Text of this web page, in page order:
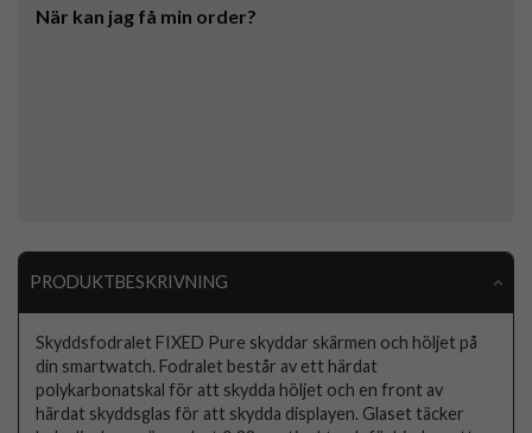
När kan jag få min order?
PRODUKTBESKRIVNING
Skyddsfodralet FIXED Pure skyddar skärmen och höljet på
din smartwatch. Fodralet består av ett härdat
polykarbonatskal för att skydda höljet och en front av
härdat skyddsglas för att skydda displayen. Glaset täcker